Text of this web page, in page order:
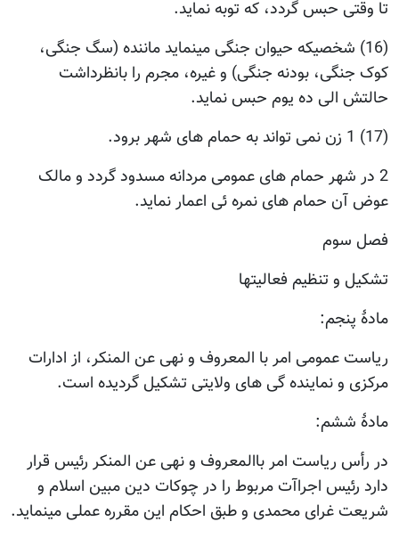
تا وقتی حبس گردد، که توبه نماید.
(16) شخصیکه حیوان جنگی مینماید ماننده (سگ جنگی،
کوک جنگی، بودنه جنگی) و غیره، مجرم را بانظرداشت
حالتش الی ده یوم حبس نماید.
(17) 1 زن نمی تواند به حمام های شهر برود.
2 در شهر حمام های عمومی مردانه مسدود گردد و مالک
عوض آن حمام های نمره ئی اعمار نماید.
فصل سوم
تشکیل و تنظیم فعالیتها
مادۀ پنجم:
ریاست عمومی امر با المعروف و نهی عن المنکر، از ادارات
مرکزی و نماینده گی های ولایتی تشکیل گردیده است.
مادۀ ششم:
در رأس ریاست امر باالمعروف و نهی عن المنکر رئیس قرار
دارد رئیس اجراآت مربوط را در چوکات دین مبین اسلام و
شریعت غرای محمدی و طبق احکام این مقرره عملی مینماید.